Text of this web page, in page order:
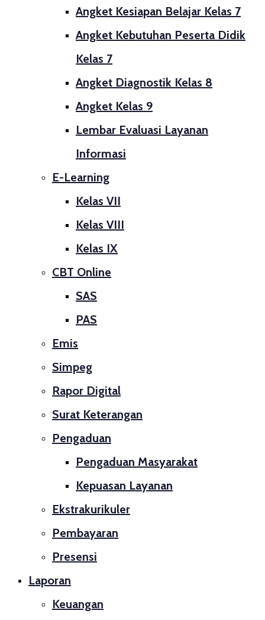
Angket Kesiapan Belajar Kelas 7
Angket Kebutuhan Peserta Didik
Kelas 7
Angket Diagnostik Kelas 8
Angket Kelas 9
Lembar Evaluasi Layanan
Informasi
E-Learning
Kelas VII
Kelas VIII
Kelas IX
CBT Online
SAS
PAS
Emis
Simpeg
Rapor Digital
Surat Keterangan
Pengaduan
Pengaduan Masyarakat
Kepuasan Layanan
Ekstrakurikuler
Pembayaran
Presensi
Laporan
Keuangan